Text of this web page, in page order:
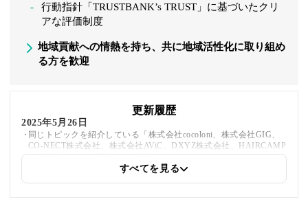
行動指針「TRUSTBANK’s TRUST」に基づいたクリ
アな評価制度
地域貢献への情熱を持ち、共に地域活性化に取り組め
る方を歓迎
更新履歴
2025年5月26日
同じトピックを紹介している「株式会社cocoloni、株式会社GIG、
CO-NECT株式会社、株式会社AViC、DXYZ株式会社、HAIRCAMP
株式会社」への内部リンクを追加しました
すべてを見る